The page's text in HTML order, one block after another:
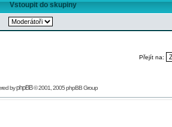
Vstoupit do skupiny
Přejít na:
byphpBB© 2001, 2005 phpBB Group